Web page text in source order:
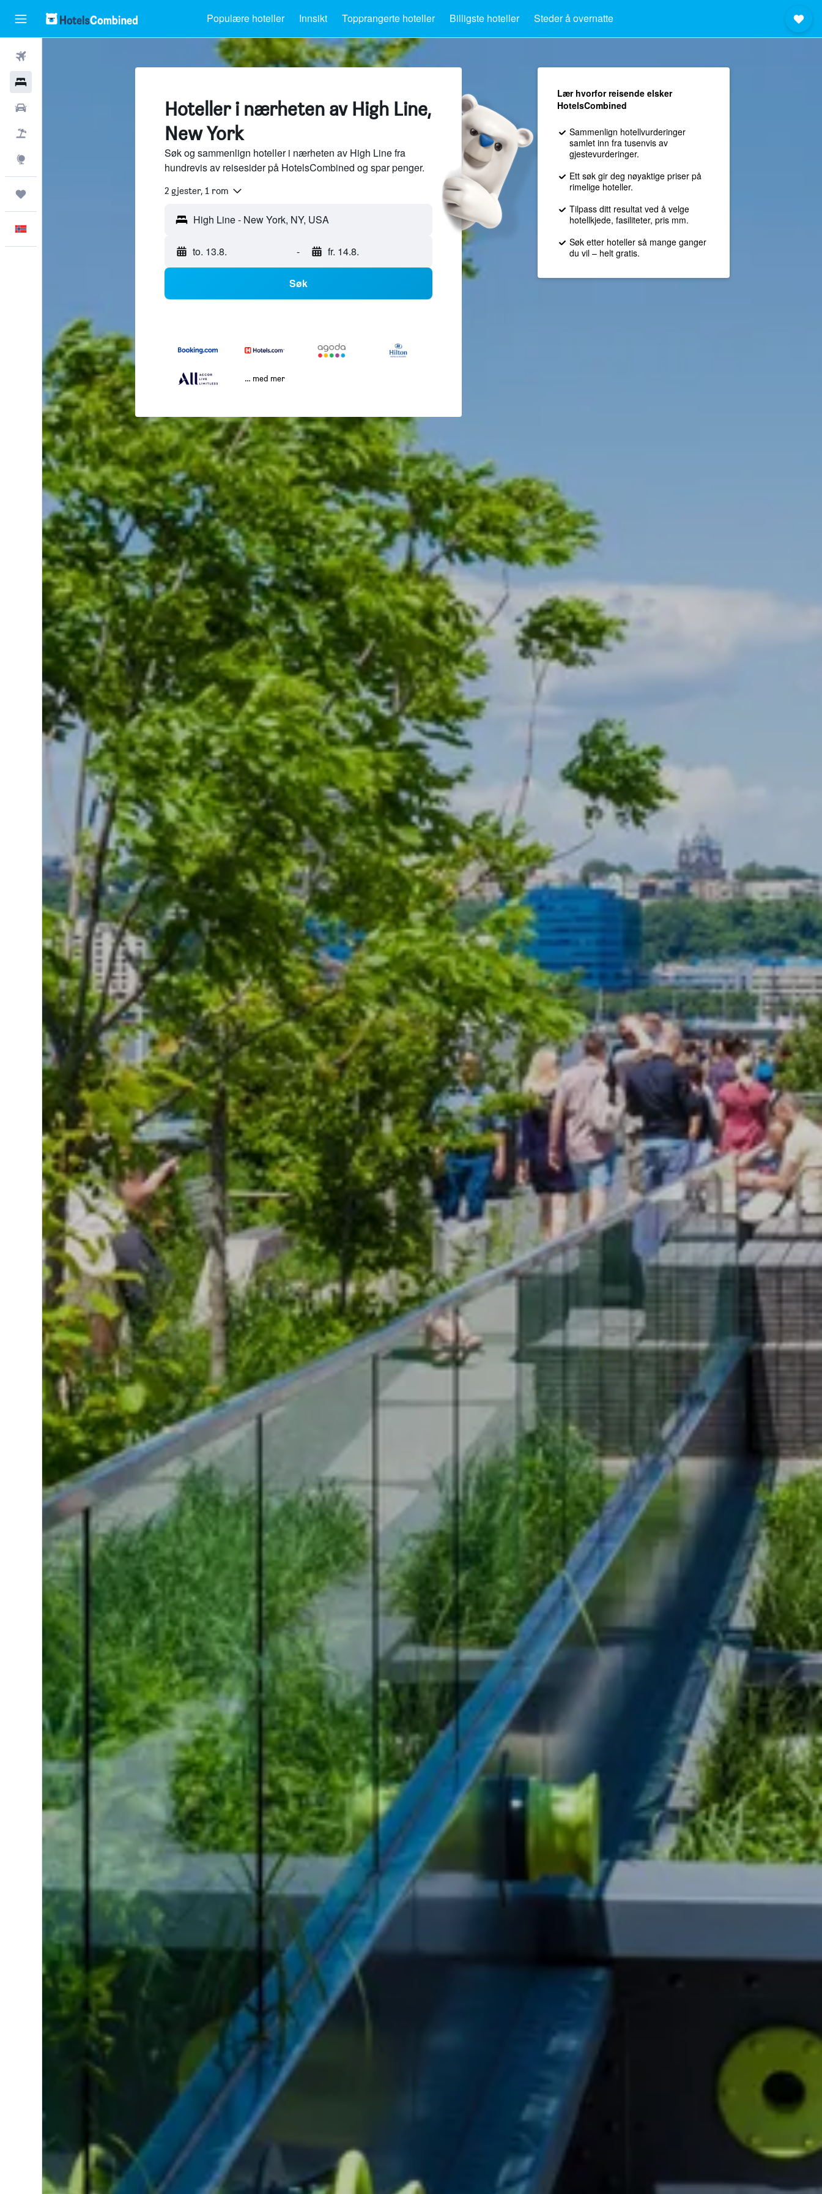
Populære hoteller Innsikt Topprangerte hoteller Billigste hoteller Steder å overnatte
Hoteller i nærheten av High Line,
New York
Søk og sammenlign hoteller i nærheten av High Line fra
hundrevis av reisesider på HotelsCombined og spar penger.
2 gjester, 1 rom
to. 13.8. - fr. 14.8.
Søk
… med mer
Lær hvorfor reisende elsker
HotelsCombined
Sammenlign hotellvurderinger
samlet inn fra tusenvis av
gjestevurderinger.
Ett søk gir deg nøyaktige priser på
rimelige hoteller.
Tilpass ditt resultat ved å velge
hotellkjede, fasiliteter, pris mm.
Søk etter hoteller så mange ganger
du vil – helt gratis.